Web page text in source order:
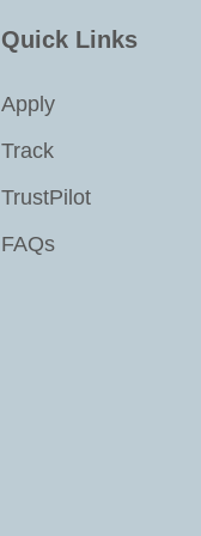
Quick Links
Apply
Track
TrustPilot
FAQs